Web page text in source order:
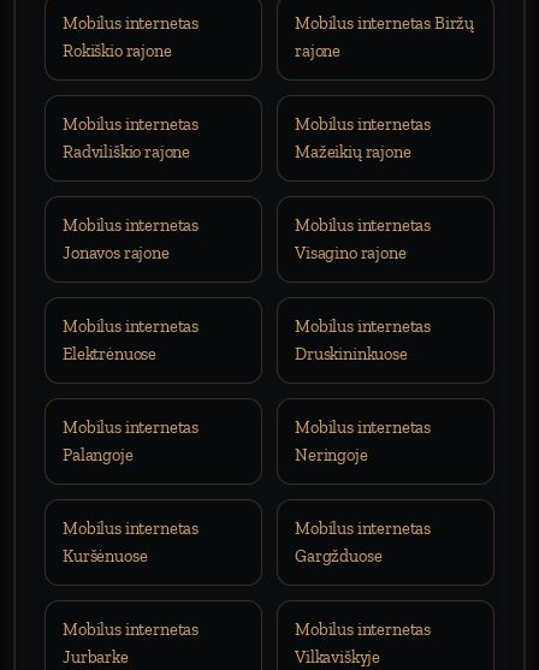
Mobilus internetas
Rokiškio rajone
Mobilus internetas Biržų
rajone
Mobilus internetas
Radviliškio rajone
Mobilus internetas
Mažeikių rajone
Mobilus internetas
Jonavos rajone
Mobilus internetas
Visagino rajone
Mobilus internetas
Elektrėnuose
Mobilus internetas
Druskininkuose
Mobilus internetas
Palangoje
Mobilus internetas
Neringoje
Mobilus internetas
Kuršėnuose
Mobilus internetas
Gargžduose
Mobilus internetas
Jurbarke
Mobilus internetas
Vilkaviškyje